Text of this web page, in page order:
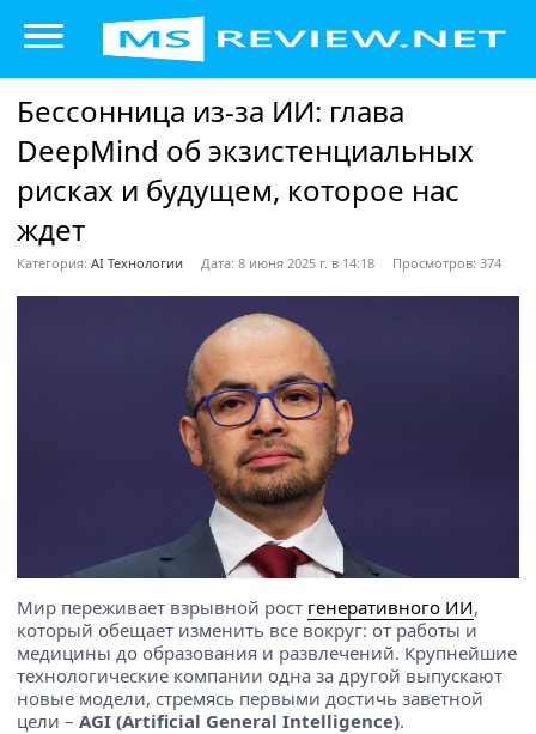
Бессонница из-за ИИ: глава
DeepMind об экзистенциальных
рисках и будущем, которое нас
ждет
Категория: AI Технологии Дата: 8 июня 2025 г. в 14:18 Просмотров: 374
Мир переживает взрывной рост генеративного ИИ,
который обещает изменить все вокруг: от работы и
медицины до образования и развлечений. Крупнейшие
технологические компании одна за другой выпускают
новые модели, стремясь первыми достичь заветной
цели – AGI (Artificial General Intelligence).